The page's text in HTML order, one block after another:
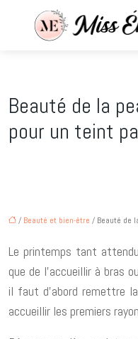
Beauté de la
pour un teint
/ Beauté et bien-être / Beauté de
Le printemps tant
que de l’accueillir à bras
il faut d’abord remettre
accueillir les premiers